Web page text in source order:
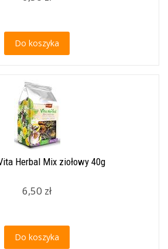
Do koszyka
Herbal Mix ziołowy 40g
6,50 zł
Do koszyka